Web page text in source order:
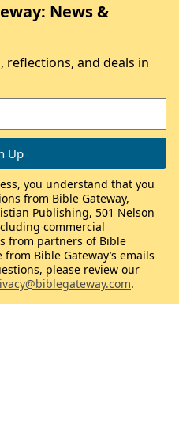
News &
reflections, and deals in
you understand that you
from Bible Gateway,
Publishing, 501 Nelson
commercial
from partners of Bible
Bible Gateway’s emails
please review our
.